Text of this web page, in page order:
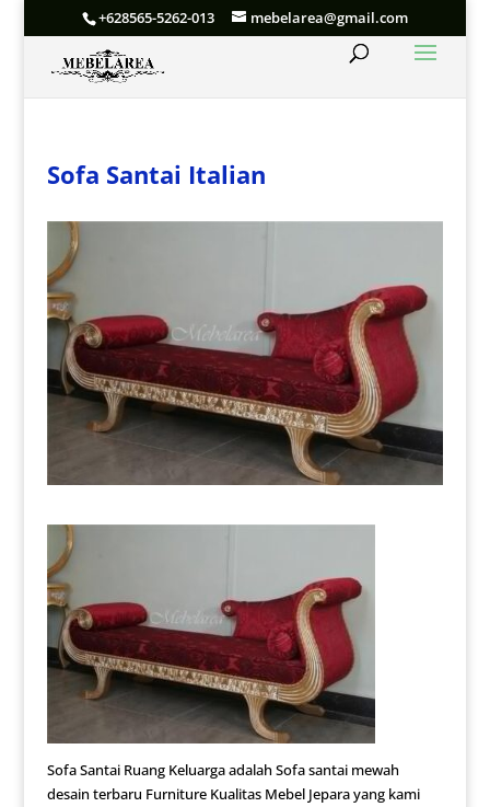
+628565-5262-013 mebelarea@gmail.com
Sofa Santai Italian
Sofa Santai Ruang Keluarga adalah Sofa santai mewah
desain terbaru Furniture Kualitas Mebel Jepara yang kami